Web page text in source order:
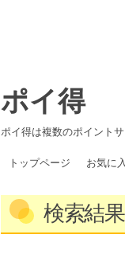
ポイ得
ポイ得は複数のポイント
トップページ お気に
検索結果